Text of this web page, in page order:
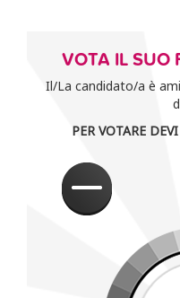
VOTA IL SUO
Il/La candidato/a è
PER VOTARE